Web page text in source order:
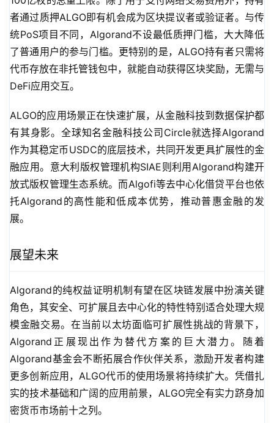
者通过质押ALGO即有机会成为区块提议者或验证者。与传
统PoS项目不同，Algorand不设最低质押门槛，大大降低
了普通用户的参与门槛。更特别的是，ALGO持有者只需将
代币存放在非托管钱包中，就能自动获得区块奖励，无需与
DeFi应用交互。
ALGO的应用场景正在快速扩展，从金融科技到数据保护都
有其身影。全球知名金融科技公司Circle就选择Algorand
作为其稳定币USDC的底层技术，共同开发更具扩展性的金
融应用。意大利版权管理机构SIAE则利用Algorand构建开
放式版权管理生态系统。而Algofi等去中心化借贷平台也依
托Algorand的高性能和低成本优势，推动普惠金融的发
展。
展望未来
Algorand的纯权益证明机制有望在区块链发展中扮演关键
角色，其安全、可扩展且去中心化的特性特别适合处理大规
模金融交易。在当前以太坊面临可扩展性挑战的背景下，
Algorand正展现出作为替代方案的巨大潜力。随着
Algorand基金会不断拓展合作伙伴关系，激励开发者构建
更多创新应用，ALGO代币的使用场景将持续扩大。凭借扎
实的技术基础和广阔的应用前景，ALGO完全有实力跻身加
密货币市场前十之列。